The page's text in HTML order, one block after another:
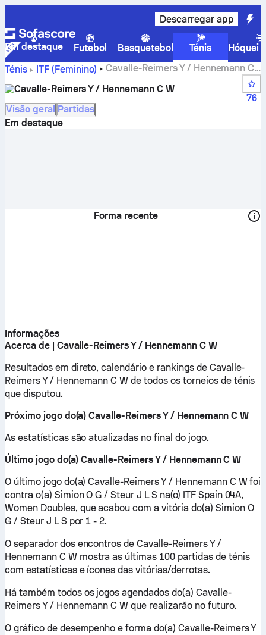
Descarregar app
Em destaque Futebol Basquetebol Ténis
Hóquei
Ténis
ITF (Feminino)
Cavalle-Reimers Y / Hennemann C
Cavalle-Reimers Y / Hennemann C W
76
Visão geral Partidas
Em destaque
Forma recente
Informações
Acerca de | Cavalle-Reimers Y / Hennemann C W
Resultados em direto, calendário e rankings de Cavalle-
Reimers Y / Hennemann C W de todos os torneios de ténis
que disputou.
Próximo jogo do(a) Cavalle-Reimers Y / Hennemann C W
As estatísticas são atualizadas no final do jogo.
Último jogo do(a) Cavalle-Reimers Y / Hennemann C W
O último jogo do(a) Cavalle-Reimers Y / Hennemann C W foi
contra o(a) Simion O G / Steur J L S na(o) ITF Spain 04A,
Women Doubles, que acabou com a vitória do(a) Simion O
G / Steur J L S por 1 - 2.
O separador dos encontros de Cavalle-Reimers Y /
Hennemann C W mostra as últimas 100 partidas de ténis
com estatísticas e ícones das vitórias/derrotas.
Há também todos os jogos agendados do(a) Cavalle-
Reimers Y / Hennemann C W que realizarão no futuro.
O gráfico de desempenho e forma do(a) Cavalle-Reimers Y